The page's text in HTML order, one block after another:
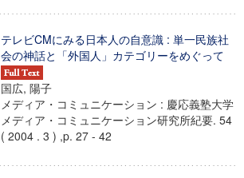
テレビCMにみる日本人の自意識 : 単一民族社
会の神話と「外国人」カテゴリーをめぐって
国広, 陽子
メディア・コミュニケーション : 慶応義塾大学
メディア・コミュニケーション研究所紀要. 54
( 2004 . 3 ) ,p. 27 - 42